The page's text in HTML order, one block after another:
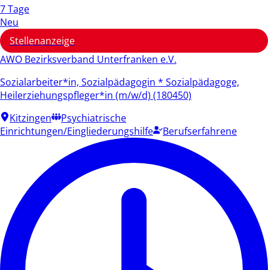
7 Tage
Neu
Stellenanzeige
AWO Bezirksverband Unterfranken e.V.
Sozialarbeiter*in, Sozialpädagogin * Sozialpädagoge,
Heilerziehungspfleger*in (m/w/d) (180450)
Kitzingen
Psychiatrische
Einrichtungen/Eingliederungshilfe
Berufserfahrene